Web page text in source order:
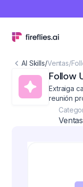
AI Skills/Ventas/
Follow
Extraiga
reunión
Ventas